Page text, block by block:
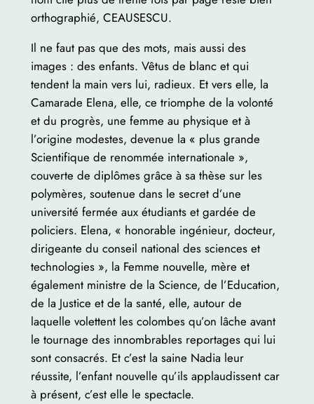
orthographié, CEAUSESCU.
Il ne faut pas que des mots, mais aussi des
images : des enfants. Vêtus de blanc et qui
tendent la main vers lui, radieux. Et vers elle, la
Camarade Elena, elle, ce triomphe de la volonté
et du progrès, une femme au physique et à
l’origine modestes, devenue la « plus grande
Scientifique de renommée internationale »,
couverte de diplômes grâce à sa thèse sur les
polymères, soutenue dans le secret d’une
université fermée aux étudiants et gardée de
policiers. Elena, « honorable ingénieur, docteur,
dirigeante du conseil national des sciences et
technologies », la Femme nouvelle, mère et
également ministre de la Science, de l’Education,
de la Justice et de la santé, elle, autour de
laquelle volettent les colombes qu’on lâche avant
le tournage des innombrables reportages qui lui
sont consacrés. Et c’est la saine Nadia leur
réussite, l’enfant nouvelle qu’ils applaudissent car
à présent, c’est elle le spectacle.